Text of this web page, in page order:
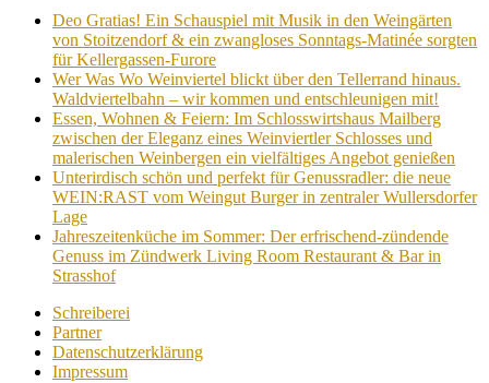
Deo Gratias! Ein Schauspiel mit Musik in den Weingärten
von Stoitzendorf & ein zwangloses Sonntags-Matinée sorgten
für Kellergassen-Furore
Wer Was Wo Weinviertel blickt über den Tellerrand hinaus.
Waldviertelbahn – wir kommen und entschleunigen mit!
Essen, Wohnen & Feiern: Im Schlosswirtshaus Mailberg
zwischen der Eleganz eines Weinviertler Schlosses und
malerischen Weinbergen ein vielfältiges Angebot genießen
Unterirdisch schön und perfekt für Genussradler: die neue
WEIN:RAST vom Weingut Burger in zentraler Wullersdorfer
Lage
Jahreszeitenküche im Sommer: Der erfrischend-zündende
Genuss im Zündwerk Living Room Restaurant & Bar in
Strasshof
Schreiberei
Partner
Datenschutzerklärung
Impressum